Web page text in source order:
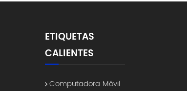
ETIQUETAS
CALIENTES
Computadora Móvil